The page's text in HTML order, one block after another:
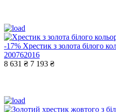
-17% Хрестик з золота білого
200762016
8 631 ₴ 7 193 ₴